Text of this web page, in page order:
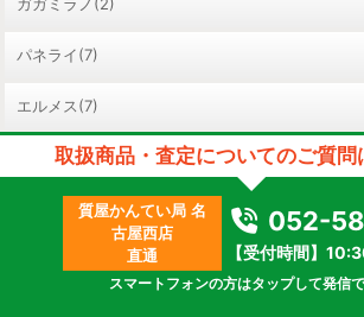
パネライ(7)
エルメス(7)
ウブロ(0)
その他腕時計(129)
取扱商品・査定についてのご質問
質屋かんてい局 名
古屋西店
直通
052-
【受付時間】
スマートフォンの方はタップして発信で